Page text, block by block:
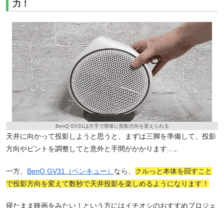
力！
BenQ GV31は片手で簡単に投影方向を変えられる
天井に向かって投影しようと思うと、まずは三脚を準備して、投影
方向やピントを調整してと意外と手間がかかります…。
一方、 BenQ GV31（ベンキュー） なら、 クルっと本体を回すこと
で投影方向を変えて数秒で天井投影を楽しめるようになります！
寝たまま映画をみたい！という方にはイチオシのおすすめプロジェ